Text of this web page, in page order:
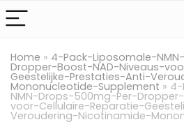
Home » 4-Pack-Liposomale-
Dropper-Boost-NAD-Niveaus-
Geestelijke-Prestaties-Anti-
Mononucleotide-Supplement » 4-
NMN-Drops-500mg-Per-
voor-Cellulaire-Reparatie-
Veroudering-Nicotinamide-